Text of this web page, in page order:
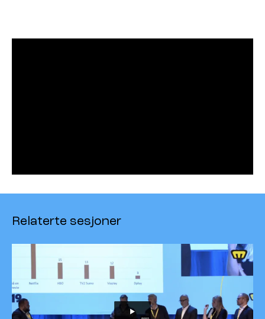
Relaterte sesjoner